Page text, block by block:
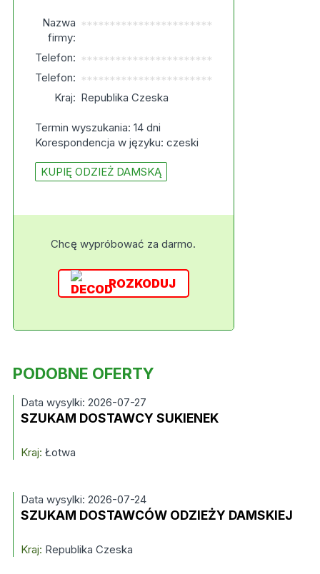
Nazwa
firmy:
***********************
Telefon: ***********************
Telefon: ***********************
Kraj: Republika Czeska
Termin wyszukania: 14 dni
Korespondencja w języku: czeski
KUPIĘ ODZIEŻ DAMSKĄ
Chcę wypróbować za darmo.
ROZKODUJ
PODOBNE OFERTY
Data wysylki: 2026-07-27
SZUKAM DOSTAWCY SUKIENEK
Kraj: Łotwa
Data wysylki: 2026-07-24
SZUKAM DOSTAWCÓW ODZIEŻY DAMSKIEJ
Kraj: Republika Czeska